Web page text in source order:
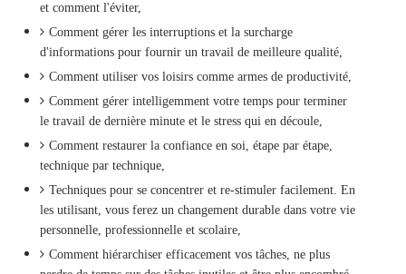
et comment l'éviter,
Comment gérer les interruptions et la surcharge
d'informations pour fournir un travail de meilleure qualité,
Comment utiliser vos loisirs comme armes de productivité,
Comment gérer intelligemment votre temps pour terminer
le travail de dernière minute et le stress qui en découle,
Comment restaurer la confiance en soi, étape par étape,
technique par technique,
Techniques pour se concentrer et re-stimuler facilement. En
les utilisant, vous ferez un changement durable dans votre vie
personnelle, professionnelle et scolaire,
Comment hiérarchiser efficacement vos tâches, ne plus